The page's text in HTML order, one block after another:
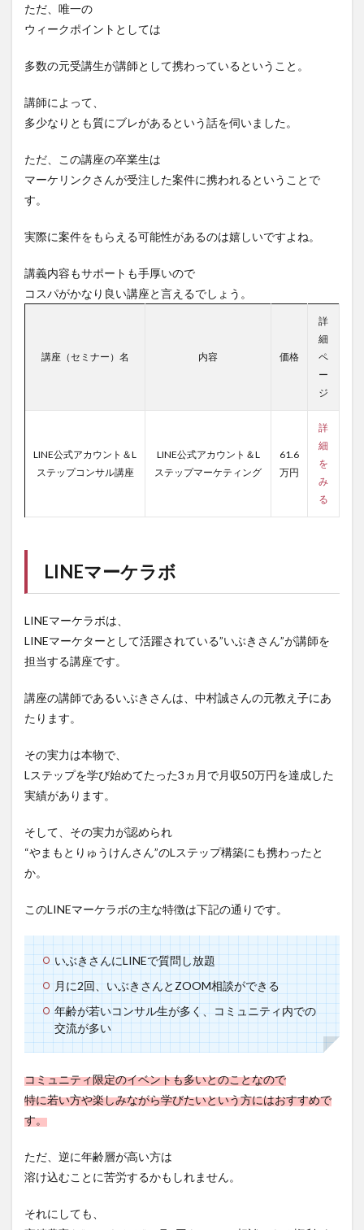
ただ、唯一の
ウィークポイントとしては
多数の元受講生が講師として携わっているということ。
講師によって、
多少なりとも質にブレがあるという話を伺いました。
ただ、この講座の卒業生は
マーケリンクさんが受注した案件に携われるということで
す。
実際に案件をもらえる可能性があるのは嬉しいですよね。
講義内容もサポートも手厚いので
コスパがかなり良い講座と言えるでしょう。
講座（セミナー）名 内容 価格
詳
細
ペ
ー
ジ
LINE公式アカウント＆L
ステップコンサル講座
LINE公式アカウント＆L
ステップマーケティング
61.6
万円
詳
細
を
み
る
LINEマーケラボ
LINEマーケラボは、
LINEマーケターとして活躍されている”いぶきさん”が講師を
担当する講座です。
講座の講師であるいぶきさんは、中村誠さんの元教え子にあ
たります。
その実力は本物で、
Lステップを学び始めてたった3ヵ月で月収50万円を達成した
実績があります。
そして、その実力が認められ
“やまもとりゅうけんさん”のLステップ構築にも携わったと
か。
このLINEマーケラボの主な特徴は下記の通りです。
いぶきさんにLINEで質問し放題
月に2回、いぶきさんとZOOM相談ができる
年齢が若いコンサル生が多く、コミュニティ内での
交流が多い
コミュニティ限定のイベントも多いとのことなので
特に若い方や楽しみながら学びたいという方にはおすすめで
す。
ただ、逆に年齢層が高い方は
溶け込むことに苦労するかもしれません。
それにしても、